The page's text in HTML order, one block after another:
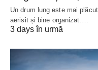
Un drum lung este mai
aerisit și bine organizat.…
3 days în urmă